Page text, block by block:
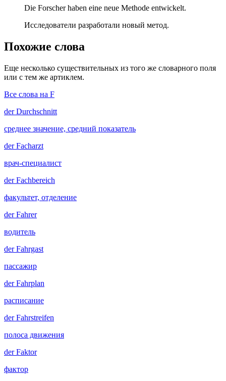
Die Forscher haben eine neue Methode entwickelt.
Исследователи разработали новый метод.
Похожие слова
Еще несколько существительных из того же словарного поля
или с тем же артиклем.
Все слова на F
derDurchschnitt
среднее значение, средний показатель
derFacharzt
врач-специалист
derFachbereich
факультет, отделение
derFahrer
водитель
derFahrgast
пассажир
derFahrplan
расписание
derFahrstreifen
полоса движения
derFaktor
фактор